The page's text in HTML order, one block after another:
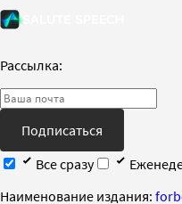
Рассылка:
Подписаться
Все сразу
Наименование издания: